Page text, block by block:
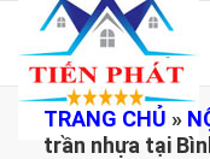
TRANG CHỦ »
trần nhựa tại